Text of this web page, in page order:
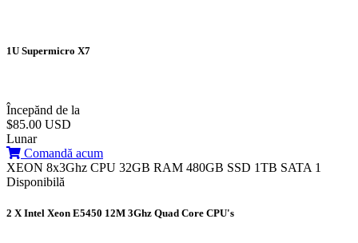
1U Supermicro X7
Începănd de la
$85.00 USD
Lunar
Comandă acum
XEON 8x3Ghz CPU 32GB RAM 480GB SSD 1TB SATA 1
Disponibilă
2 X Intel Xeon E5450 12M 3Ghz Quad Core CPU's